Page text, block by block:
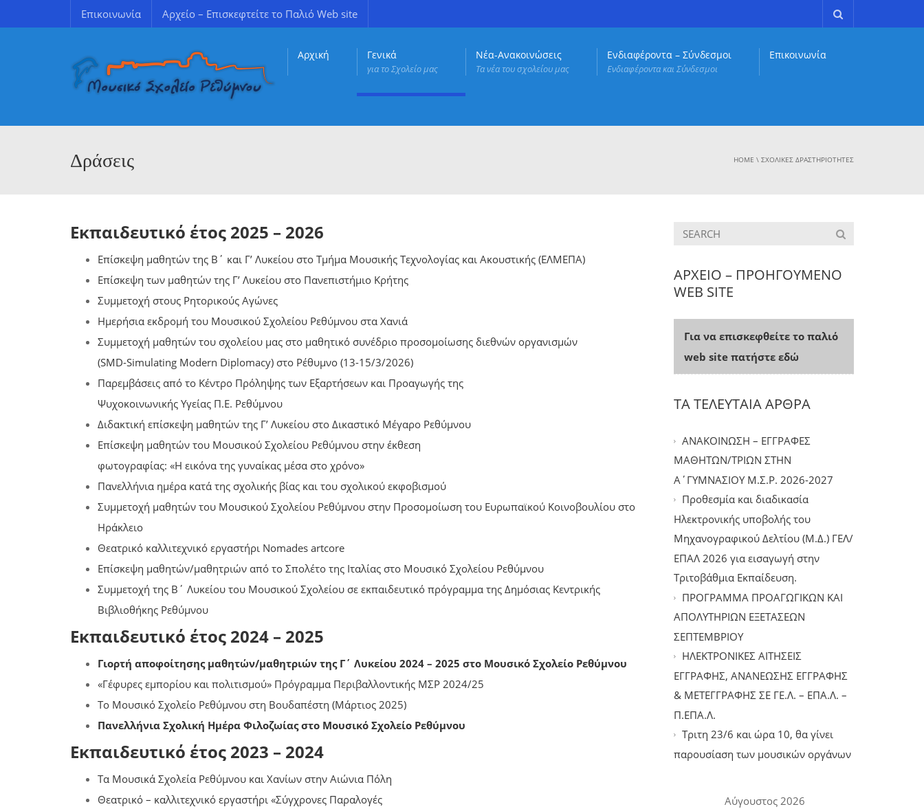
Επικοινωνία Αρχείο – Επισκεφτείτε το Παλιό Web site
Αρχική Γενικά
για το Σχολείο μας
Νέα-Ανακοινώσεις
Τα νέα του σχολείου μας
Ενδιαφέροντα – Σύνδεσμοι
Ενδιαφέροντα και Σύνδεσμοι
Επικοινωνία
Δράσεις HOME \ ΣΧΟΛΙΚΈΣ ΔΡΑΣΤΗΡΙΌΤΗΤΕΣ
Εκπαιδευτικό έτος 2025 – 2026
Επίσκεψη μαθητών της Β΄ και Γ’ Λυκείου στο Τμήμα Μουσικής Τεχνολογίας και Ακουστικής (ΕΛΜΕΠΑ)
Επίσκεψη των μαθητών της Γ’ Λυκείου στο Πανεπιστήμιο Κρήτης
Συμμετοχή στους Ρητορικούς Αγώνες
Ημερήσια εκδρομή του Μουσικού Σχολείου Ρεθύμνου στα Χανιά
Συμμετοχή μαθητών του σχολείου μας στο μαθητικό συνέδριο προσομοίωσης διεθνών οργανισμών
(SMD-Simulating Modern Diplomacy) στο Ρέθυμνο (13-15/3/2026)
Παρεμβάσεις από το Κέντρο Πρόληψης των Εξαρτήσεων και Προαγωγής της
Ψυχοκοινωνικής Υγείας Π.Ε. Ρεθύμνου
Διδακτική επίσκεψη μαθητών της Γ’ Λυκείου στο Δικαστικό Μέγαρο Ρεθύμνου
Επίσκεψη μαθητών του Μουσικού Σχολείου Ρεθύμνου στην έκθεση
φωτογραφίας: «Η εικόνα της γυναίκας μέσα στο χρόνο»
Πανελλήνια ημέρα κατά της σχολικής βίας και του σχολικού εκφοβισμού
Συμμετοχή μαθητών του Μουσικού Σχολείου Ρεθύμνου στην Προσομοίωση του Ευρωπαϊκού Κοινοβουλίου στο
Ηράκλειο
Θεατρικό καλλιτεχνικό εργαστήρι Nomades artcore
Επίσκεψη μαθητών/μαθητριών από το Σπολέτο της Ιταλίας στο Μουσικό Σχολείου Ρεθύμνου
Συμμετοχή της Β΄ Λυκείου του Μουσικού Σχολείου σε εκπαιδευτικό πρόγραμμα της Δημόσιας Κεντρικής
Βιβλιοθήκης Ρεθύμνου
Εκπαιδευτικό έτος 2024 – 2025
Γιορτή αποφοίτησης μαθητών/μαθητριών της Γ΄ Λυκείου 2024 – 2025 στο Μουσικό Σχολείο Ρεθύμνου
«Γέφυρες εμπορίου και πολιτισμού» Πρόγραμμα Περιβαλλοντικής ΜΣΡ 2024/25
Το Μουσικό Σχολείο Ρεθύμνου στη Βουδαπέστη (Μάρτιος 2025)
Πανελλήνια Σχολική Ημέρα Φιλοζωίας στο Μουσικό Σχολείο Ρεθύμνου
Εκπαιδευτικό έτος 2023 – 2024
Τα Μουσικά Σχολεία Ρεθύμνου και Χανίων στην Αιώνια Πόλη
Θεατρικό – καλλιτεχνικό εργαστήρι «Σύγχρονες Παραλογές
ΑΡΧΕΙΟ – ΠΡΟΗΓΟΥΜΕΝΟ
WEB SITE
Για να επισκεφθείτε το παλιό
web site πατήστε εδώ
ΤΑ ΤΕΛΕΥΤΑΙΑ ΑΡΘΡΑ
ΑΝΑΚΟΙΝΩΣΗ – ΕΓΓΡΑΦΕΣ
ΜΑΘΗΤΩΝ/ΤΡΙΩΝ ΣΤΗΝ
Α΄ΓΥΜΝΑΣΙΟΥ Μ.Σ.Ρ. 2026-2027
Προθεσμία και διαδικασία
Ηλεκτρονικής υποβολής του
Μηχανογραφικού Δελτίου (Μ.Δ.) ΓΕΛ/
ΕΠΑΛ 2026 για εισαγωγή στην
Τριτοβάθμια Εκπαίδευση.
ΠΡΟΓΡΑΜΜΑ ΠΡΟΑΓΩΓΙΚΩΝ ΚΑΙ
ΑΠΟΛΥΤΗΡΙΩΝ ΕΞΕΤΑΣΕΩΝ
ΣΕΠΤΕΜΒΡΙΟΥ
ΗΛΕΚΤΡΟΝΙΚΕΣ ΑΙΤΗΣΕΙΣ
ΕΓΓΡΑΦΗΣ, ΑΝΑΝΕΩΣΗΣ ΕΓΓΡΑΦΗΣ
& ΜΕΤΕΓΓΡΑΦΗΣ ΣΕ ΓΕ.Λ. – ΕΠΑ.Λ. –
Π.ΕΠΑ.Λ.
Tριτη 23/6 και ώρα 10, θα γίνει
παρουσίαση των μουσικών οργάνων
Αύγουστος 2026